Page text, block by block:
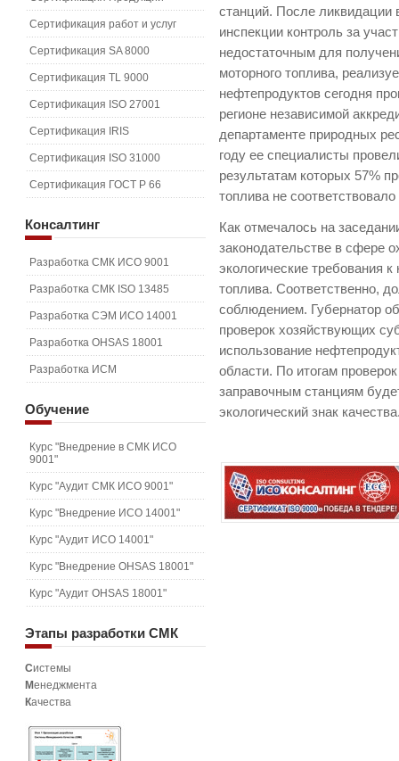
станций. После ликвидации
инспекции контроль за
недостаточным для
моторного топлива,
нефтепродуктов сегодня
регионе независимой
департаменте природных
году ее специалисты
результатам которых 57%
топлива не
Как отмечалось на
законодательстве в сфере
экологические требования
топлива. Соответственно,
соблюдением. Губернатор
проверок хозяйствующих
использование
области. По итогам
заправочным станциям
экологический знак
Сертификация работ и услуг
Сертификация SA 8000
Сертификация TL 9000
Сертификация ISO 27001
Сертификация IRIS
Сертификация ISO 31000
Сертификация ГОСТ Р 66
Консалтинг
Разработка СМК ИСО 9001
Разработка СМК ISO 13485
Разработка СЭМ ИСО 14001
Разработка OHSAS 18001
Разработка ИСМ
Обучение
Курс "Внедрение в СМК ИСО
9001"
Курс "Аудит СМК ИСО 9001"
Курс "Внедрение ИСО 14001"
Курс "Аудит ИСО 14001"
Курс "Внедрение OHSAS 18001"
Курс "Аудит OHSAS 18001"
Этапы разработки СМК
Системы
Менеджмента
Качества